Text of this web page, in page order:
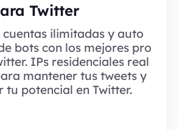
Twitter
cuentas ilimitadas y auto
bots con los mejores pro
IPs residenciales real
mantener tus tweets y
tu potencial en Twitter.